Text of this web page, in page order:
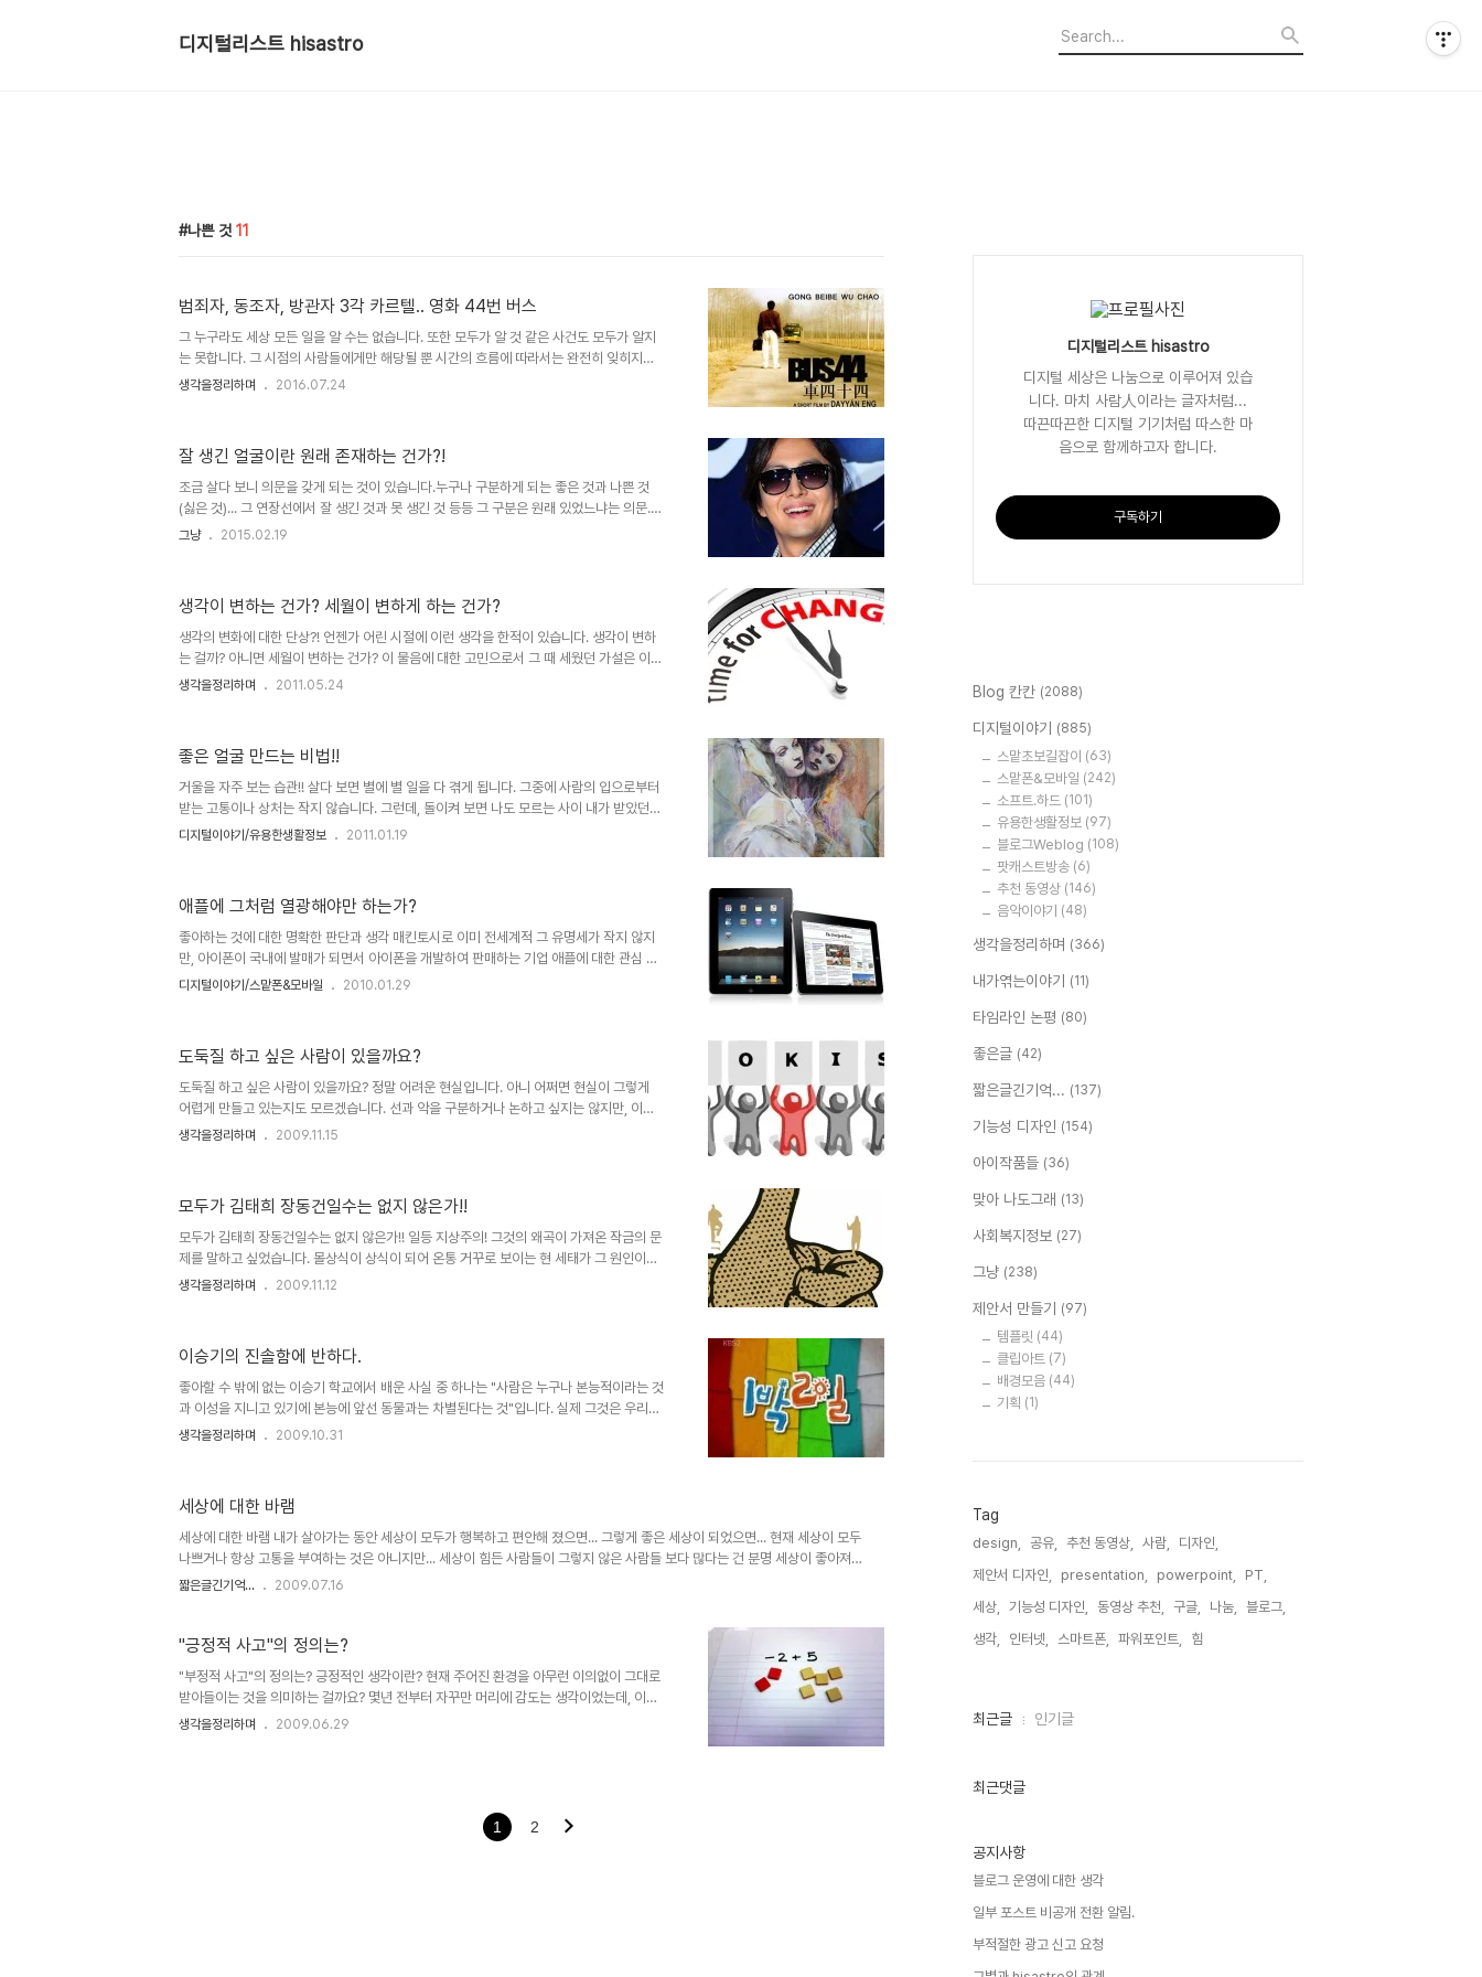
디지털리스트 hisastro
나쁜 것 11
범죄자, 동조자, 방관자 3각 카르텔.. 영화 44번 버스
그 누구라도 세상 모든 일을 알 수는 없습니다. 또한 모두가 알 것 같은 사건도 모두가 알지
는 못합니다. 그 시점의 사람들에게만 해당될 뿐 시간의 흐름에 따라서는 완전히 잊히지는
않을지라도 모든 이가 기억하지는 못 할 것이기 때문입니다. 하지만 세상의 일이라고 하는,
스"와 관련된 내용입니다. 전해 들은 이야기와 영화가 말하고자 하는 바는 사람들이 살아가
는 세상에서 벌어진 사건과 사고가 지닌, 그중에서도 사람들의 생각과 행동으로 변화될 수
도 있었던, ..
생각을정리하며 2016.07.24
잘 생긴 얼굴이란 원래 존재하는 건가?!
조금 살다 보니 의문을 갖게 되는 것이 있습니다.누구나 구분하게 되는 좋은 것과 나쁜 것
(싫은 것)... 그 연장선에서 잘 생긴 것과 못 생긴 것 등등 그 구분은 원래 있었느냐는 의문.
문득 인터넷에서 배용준과 관련된 기사가 눈에 보였는데, 그와 관련된 기사는 그냥 그렇고
못나온 사진이죠? ㅎ 마이클 잭슨을 떠올리면 그의 음악적인 유명세 이면에 늘 논란이 되었
던 성형에 대한 것이 빠지지 않습니다. 마이클 잭슨의 원래 얼굴... 인..
그냥 2015.02.19
생각이 변하는 건가? 세월이 변하게 하는 건가?
생각의 변화에 대한 단상?! 언젠가 어린 시절에 이런 생각을 한적이 있습니다. 생각이 변하
는 걸까? 아니면 세월이 변하는 건가? 이 물음에 대한 고민으로서 그 때 세웠던 가설은 이랬
습니다. 기본적 상황학창시절 담배를 피우는 것이 금기되었던 규율에 대해서 어른들은 자신
각일 뿐이고 내가 괜찮다고 생각한 그 기준은 담배였으나, 내가 어른이 된 그 시점의 아이들
은 담배 그 이상(마리화나 등 금지된 약물들) 의 내가 생각했던 기준을 넘어선 행위..
생각을정리하며 2011.05.24
좋은 얼굴 만드는 비법!!
거울을 자주 보는 습관!! 살다 보면 별에 별 일을 다 겪게 됩니다. 그중에 사람의 입으로부터
받는 고통이나 상처는 작지 않습니다. 그런데, 돌이켜 보면 나도 모르는 사이 내가 받았던
그 좋지 않은 행위들을 다른 사람에게 했거나, 하고 있을 수도 있습니다. 그리고 그건 어쩌
면 단지 나쁘다고 말하는 건 무의 할 수 도 있습니다. 얘기가 좀 이상하게 흘러가네요. 이런
얘기는 이 정도로 하겠습니다. ▲ 마음의 거울과 진실의 눈 글의 주제와 알..
디지털이야기/유용한생활정보 2011.01.19
애플에 그처럼 열광해야만 하는가?
좋아하는 것에 대한 명확한 판단과 생각 매킨토시로 이미 전세계적 그 유명세가 작지 않지
만, 아이폰이 국내에 발매가 되면서 아이폰을 개발하여 판매하는 기업 애플에 대한 관심 또
한 더욱 높아졌습니다. 더우기 아이팻-iPod은 아이팟인데, 왜 iPad는 아이패드일까?- 의
합니다. 이에 대하여 언젠가 모튜님께서 쓰셨던 아이폰에 대한 포스트에서나 꼬뮌님의 생각
에서도 일부 공통된 느낌이 들어있어 언젠가 이에 대한 글을 쓰고자 했었데, 마침 글을 ..
디지털이야기/스맡폰&모바일 2010.01.29
도둑질 하고 싶은 사람이 있을까요?
도둑질 하고 싶은 사람이 있을까요? 정말 어려운 현실입니다. 아니 어쩌면 현실이 그렇게
어렵게 만들고 있는지도 모르겠습니다. 선과 악을 구분하거나 논하고 싶지는 않지만, 이미
세상은 편리하게 구분하고 있으니... 물론, 누구나 다 알고 있듯이 좋고 나쁨이란 각자가 갖
을 찾아야하지 않을까요? 또한 진짜 도둑질이 무엇인지도 한번 생각해봐야 겠습니다. 몇 천
억을 너머 이젠 몇 조... 그 이상의 도둑이 판치는 우리 현실에서는 그들을 도둑이라고 하지
..
생각을정리하며 2009.11.15
모두가 김태희 장동건일수는 없지 않은가!!
모두가 김태희 장동건일수는 없지 않은가!! 일등 지상주의! 그것의 왜곡이 가져온 작금의 문
제를 말하고 싶었습니다. 몰상식이 상식이 되어 온통 거꾸로 보이는 현 세태가 그 원인이라
생각되지만, 해도 너무하다는 생각입니다. 어느 것이든 잘 해야만 한다는... 그것도 함몰된
한 건 온통 잘해야만 한다는 것으로 귀결된다는 것에 있습니다. 무슨 말이냐면 줄 세우기의
잣대 아래 누구나 잘할 수 있다는 건 있을 수 있는 일이 아니거든요. 아무리 한들 안 ..
생각을정리하며 2009.11.12
이승기의 진솔함에 반하다.
좋아할 수 밖에 없는 이승기 학교에서 배운 사실 중 하나는 "사람은 누구나 본능적이라는 것
과 이성을 지니고 있기에 본능에 앞선 동물과는 차별된다는 것"입니다. 실제 그것은 우리가
살아가면서 익히 경험하고, 스스로 느끼며 살아갑니다. 그러니까 본능적인 충동이 있어도
것을 찾기 어려웠다는 이야기들 때문에라도... 나쁘게 표현하자면 주입 또는 세뇌... 좋게 말
하자면 교육에 의해 만들어진 결과일 수 있다는 건... ^^ 암튼 잘 모르겠습니다. ..
생각을정리하며 2009.10.31
세상에 대한 바램
세상에 대한 바램 내가 살아가는 동안 세상이 모두가 행복하고 편안해 졌으면... 그렇게 좋은 세상이 되었으면... 현재 세상이 모두
나쁘거나 항상 고통을 부여하는 것은 아니지만... 세상이 힘든 사람들이 그렇지 않은 사람들 보다 많다는 건 분명 세상이 좋아져
야할 충분한 이유기에... 좋은 글이라고 생각하신다면 더 많은 분들이 이 글을 읽으실 수 있도록 추천 부탁드립니다.
짧은글긴기억... 2009.07.16
"긍정적 사고"의 정의는?
"부정적 사고"의 정의는? 긍정적인 생각이란? 현재 주어진 환경을 아무런 이의없이 그대로
받아들이는 것을 의미하는 걸까요? 몇년 전부터 자꾸만 머리에 감도는 생각이었는데, 이제
야 좀 정리가 되는 듯 합니다. "긍정적"이라는 말은 본래의 의미를 잃어버리고 전혀 다른 의
습관화 하라" 등의 말들을 예로들 수 있습니다. -이보다 많은 수식어와 충고적 표현들이
생각을정리하며 2009.06.29
1 2
디지털리스트 hisastro
디지털 세상은 나눔으로 이루어져 있습
니다. 마치 사람人이라는 글자처럼...
따끈따끈한 디지털 기기처럼 따스한 마
음으로 함께하고자 합니다.
구독하기
Blog 칸칸 (2088)
디지털이야기 (885)
스맡초보길잡이 (63)
스맡폰&모바일 (242)
소프트.하드 (101)
유용한생활정보 (97)
블로그Weblog (108)
팟캐스트방송 (6)
추천 동영상 (146)
음악이야기 (48)
생각을정리하며 (366)
내가엮는이야기 (11)
타임라인 논평 (80)
좋은글 (42)
짧은글긴기억... (137)
기능성 디자인 (154)
아이작품들 (36)
맞아 나도그래 (13)
사회복지정보 (27)
그냥 (238)
제안서 만들기 (97)
템플릿 (44)
클립아트 (7)
배경모음 (44)
기획 (1)
Tag
design, 공유, 추천 동영상, 사람,
디자인,
제안서 디자인,
presentation, powerpoint,
PT,
세상,
기능성 디자인, 동영상 추천, 구글, 나눔,
블로그,
생각,
인터넷, 스마트폰, 파워포인트, 힘,
최
인
최근글 인기글
최근댓글
공지사항
블로그 운영에 대한 생각
일부 포스트 비공개 전환 알림.
부적절한 광고 신고 요청